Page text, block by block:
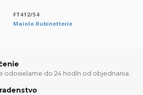
FT412/54
Maiolo Rubinetterie
odosielame do 24 hodín od objednania.